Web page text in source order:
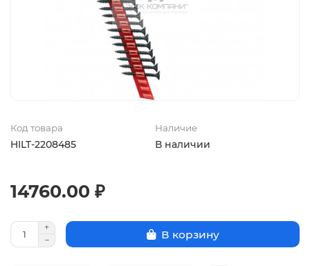
Код товара
HILT-2208485
Наличие
В наличии
14760.00 ₽
В корзину